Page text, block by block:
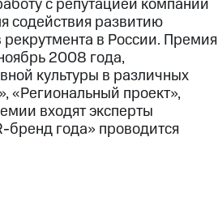
с репутацией компании
содействия развитию
в России. Премия
2008 года,
культуры в различных
«Региональный проект»,
входят эксперты
бренд года» проводится